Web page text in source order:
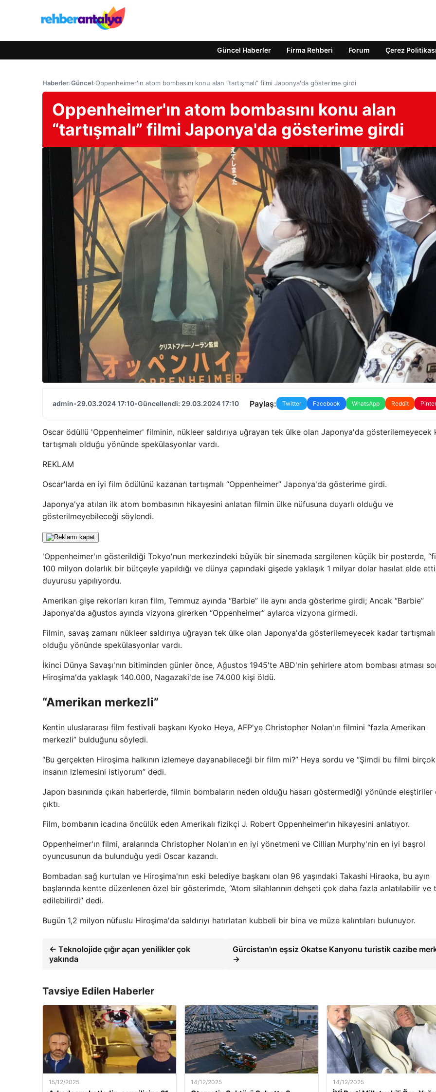
Güncel Haberler Firma Rehberi Forum Çerez Politikası
Haberler›Güncel›Oppenheimer'ın atom bombasını konu alan “tartışmalı” filmi Japonya'da gösterime girdi
Oppenheimer'ın atom bombasını konu alan
“tartışmalı” filmi Japonya'da gösterime girdi
admin•29.03.2024 17:10•Güncellendi: 29.03.2024 17:10 Paylaş: Twitter Facebook WhatsApp Reddit
Oscar ödüllü 'Oppenheimer' filminin, nükleer saldırıya uğrayan tek ülke olan Japonya'da gösterilemeyecek
tartışmalı olduğu yönünde spekülasyonlar vardı.
REKLAM
Oscar'larda en iyi film ödülünü kazanan tartışmalı “Oppenheimer” Japonya'da gösterime girdi.
Japonya'ya atılan ilk atom bombasının hikayesini anlatan filmin ülke nüfusuna duyarlı olduğu ve
gösterilmeyebileceği söylendi.
'Oppenheimer'ın gösterildiği Tokyo'nun merkezindeki büyük bir sinemada sergilenen küçük bir posterde,
100 milyon dolarlık bir bütçeyle yapıldığı ve dünya çapındaki gişede yaklaşık 1 milyar dolar hasılat elde
duyurusu yapılıyordu.
Amerikan gişe rekorları kıran film, Temmuz ayında “Barbie” ile aynı anda gösterime girdi; Ancak “Barbie”
Japonya'da ağustos ayında vizyona girerken “Oppenheimer” aylarca vizyona girmedi.
Filmin, savaş zamanı nükleer saldırıya uğrayan tek ülke olan Japonya'da gösterilemeyecek kadar tartışmalı
olduğu yönünde spekülasyonlar vardı.
İkinci Dünya Savaşı'nın bitiminden günler önce, Ağustos 1945'te ABD'nin şehirlere atom bombası atması
Hiroşima'da yaklaşık 140.000, Nagazaki'de ise 74.000 kişi öldü.
“Amerikan merkezli”
Kentin uluslararası film festivali başkanı Kyoko Heya, AFP'ye Christopher Nolan'ın filmini “fazla Amerikan
merkezli” bulduğunu söyledi.
“Bu gerçekten Hiroşima halkının izlemeye dayanabileceği bir film mi?” Heya sordu ve “Şimdi bu filmi birçok
insanın izlemesini istiyorum” dedi.
Japon basınında çıkan haberlerde, filmin bombaların neden olduğu hasarı göstermediği yönünde
çıktı.
Film, bombanın icadına öncülük eden Amerikalı fizikçi J. Robert Oppenheimer'ın hikayesini anlatıyor.
Oppenheimer'ın filmi, aralarında Christopher Nolan'ın en iyi yönetmeni ve Cillian Murphy'nin en iyi başrol
oyuncusunun da bulunduğu yedi Oscar kazandı.
Bombadan sağ kurtulan ve Hiroşima'nın eski belediye başkanı olan 96 yaşındaki Takashi Hiraoka, bu ayın
başlarında kentte düzenlenen özel bir gösterimde, “Atom silahlarının dehşeti çok daha fazla anlatılabilir ve
edilebilirdi” dedi.
Bugün 1,2 milyon nüfuslu Hiroşima'da saldırıyı hatırlatan kubbeli bir bina ve müze kalıntıları bulunuyor.
← Teknolojide çığır açan yenilikler çok
yakında
Gürcistan'ın eşsiz Okatse Kanyonu turistik cazibe
→
Tavsiye Edilen Haberler
15/12/2025 14/12/2025 14/12/2025